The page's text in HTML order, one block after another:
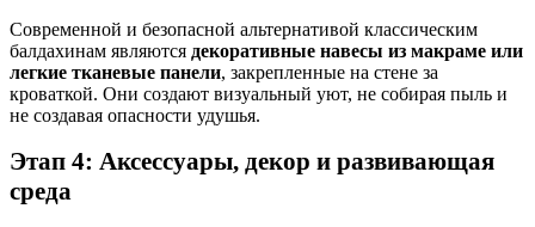
Современной и безопасной альтернативой классическим
балдахинам являются декоративные навесы из макраме или
легкие тканевые панели, закрепленные на стене за
кроваткой. Они создают визуальный уют, не собирая пыль и
не создавая опасности удушья.
Этап 4: Аксессуары, декор и развивающая
среда